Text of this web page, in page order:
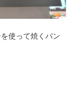
使って焼くパン